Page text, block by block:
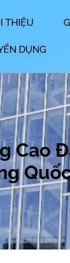
THIỆU
DỤNG
Cao